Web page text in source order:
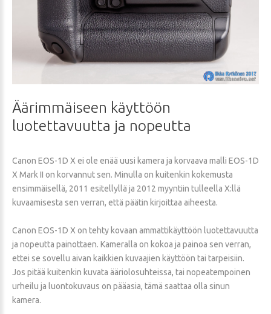
Äärimmäiseen käyttöön
luotettavuutta ja nopeutta
Canon EOS-1D X ei ole enää uusi kamera ja korvaava malli EOS-1D
X Mark II on korvannut sen. Minulla on kuitenkin kokemusta
ensimmäisellä, 2011 esitellyllä ja 2012 myyntiin tulleella X:llä
kuvaamisesta sen verran, että päätin kirjoittaa aiheesta.
Canon EOS-1D X on tehty kovaan ammattikäyttöön luotettavuutta
ja nopeutta painottaen. Kameralla on kokoa ja painoa sen verran,
ettei se sovellu aivan kaikkien kuvaajien käyttöön tai tarpeisiin.
Jos pitää kuitenkin kuvata ääriolosuhteissa, tai nopeatempoinen
urheilu ja luontokuvaus on pääasia, tämä saattaa olla sinun
kamera.